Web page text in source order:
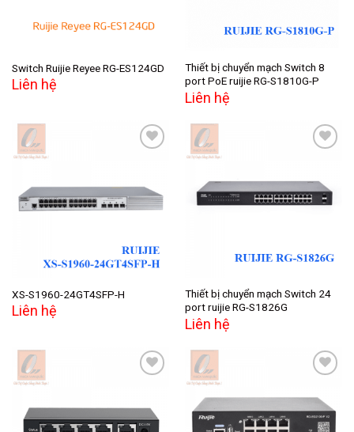
Switch Ruijie Reyee RG-ES124GD
Liên hệ
Thiết bị chuyển mạch Switch 8
port PoE ruijie RG-S1810G-P
Liên hệ
Add to
wishlist
XS-S1960-24GT4SFP-H
Liên hệ
Add to
wishlist
Thiết bị chuyển mạch Switch 24
port ruijie RG-S1826G
Liên hệ
Add to
wishlist
Add to
wishlist